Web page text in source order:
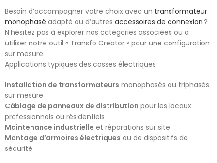
Besoin d’accompagner votre choix avec un transformateur
monophasé adapté ou d’autres accessoires de connexion ?
N’hésitez pas à explorer nos catégories associées ou à
utiliser notre outil « Transfo Creator » pour une configuration
sur mesure.
Applications typiques des cosses électriques
Installation de transformateurs monophasés ou triphasés
sur mesure
Câblage de panneaux de distribution pour les locaux
professionnels ou résidentiels
Maintenance industrielle et réparations sur site
Montage d’armoires électriques ou de dispositifs de
sécurité